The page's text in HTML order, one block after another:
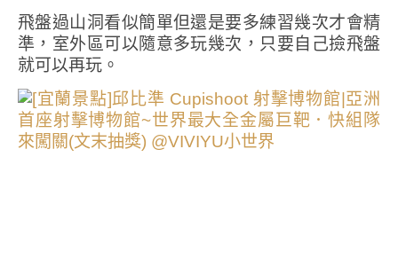
飛盤過山洞看似簡單但還是要多練習幾次才會精
準，室外區可以隨意多玩幾次，只要自己撿飛盤
就可以再玩。